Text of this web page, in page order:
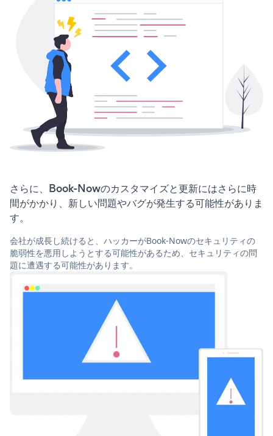
さらに、Book-Nowのカスタマイズと更新にはさらに時
間がかかり、新しい問題やバグが発生する可能性がありま
す。
会社が成長し続けると、ハッカーがBook-Nowのセキュリティの
脆弱性を悪用しようとする可能性があるため、セキュリティの問
題に遭遇する可能性があります。